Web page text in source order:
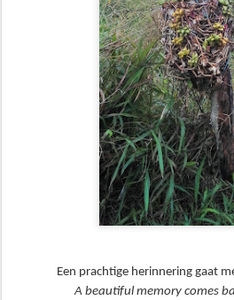
Een prachtige herinnering gaat
A beautiful memory comes